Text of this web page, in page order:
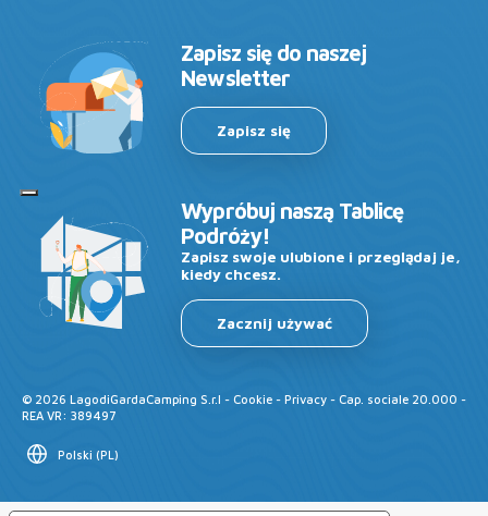
Zapisz się do naszej
Newsletter
Zapisz się
Wypróbuj naszą Tablicę
Podróży!
Zapisz swoje ulubione i przeglądaj je,
kiedy chcesz.
Zacznij używać
© 2026 LagodiGardaCamping S.r.l - Cookie - Privacy - Cap. sociale 20.000 -
REA VR: 389497
Polski (PL)